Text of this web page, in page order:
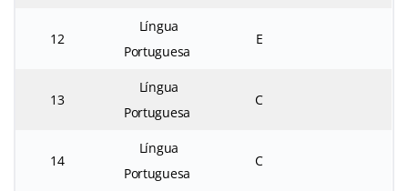
12
Língua
Portuguesa
E
13
Língua
Portuguesa
C
14
Língua
Portuguesa
C